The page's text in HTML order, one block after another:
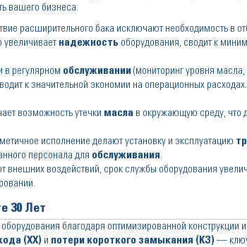
вашего бизнеса:
расширительного бака исключают необходимость в
увеличивает надежность оборудования, сводит к
в регулярном обслуживании (мониторинг уровня
к значительной экономии на операционных
возможность утечки масла в окружающую среду, что
исполнение делают установку и эксплуатацию
персонала для обслуживания.
внешних воздействий, срок службы оборудования
30 Лет
оборудования благодаря оптимизированной конструкции
(ХХ) и потери короткого замыкания (КЗ) —